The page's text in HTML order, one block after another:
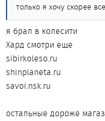
только я хочу скорее
я брал в колесити
Хард смотри еще
sibirkoleso.ru
shinplaneta.ru
savoi.nsk.ru
остальные дороже